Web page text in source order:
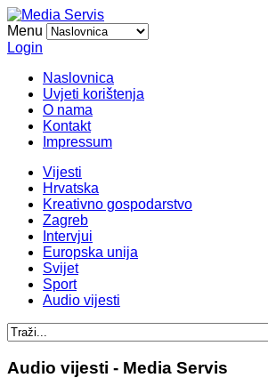
Menu
Login
Naslovnica
Uvjeti korištenja
O nama
Kontakt
Impressum
Vijesti
Hrvatska
Kreativno gospodarstvo
Zagreb
Intervjui
Europska unija
Svijet
Sport
Audio vijesti
Audio vijesti - Media Servis